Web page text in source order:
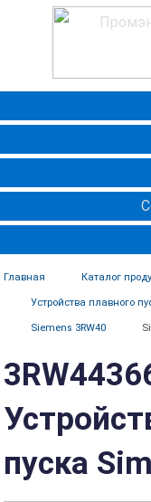
Главная Каталог
Устройства плавного
Siemens 3RW40
пуска